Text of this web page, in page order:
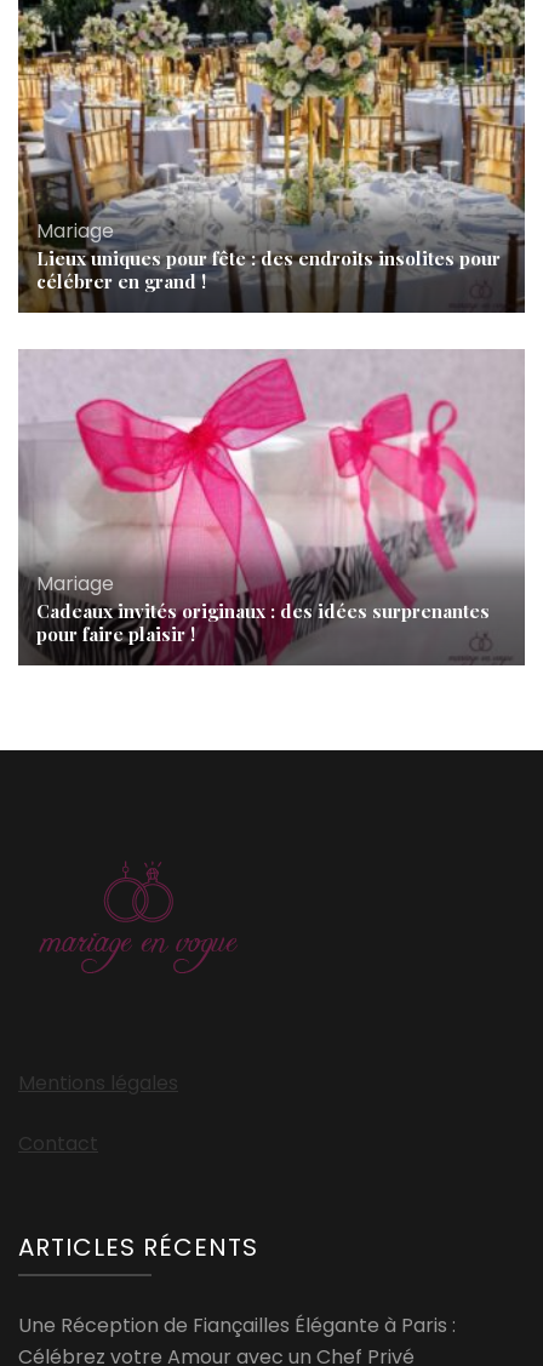
Mariage
Lieux uniques pour fête : des endroits insolites pour
célébrer en grand !
Mariage
Cadeaux invités originaux : des idées surprenantes
pour faire plaisir !
Mentions légales
Contact
ARTICLES RÉCENTS
Une Réception de Fiançailles Élégante à Paris :
Célébrez votre Amour avec un Chef Privé